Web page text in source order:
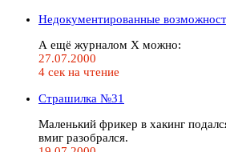
Недокументированные
А ещё журналом Х можно:
27.07.2000
4 сек на чтение
Страшилка №31
Маленький фрикер в хакинг
вмиг разобрался.